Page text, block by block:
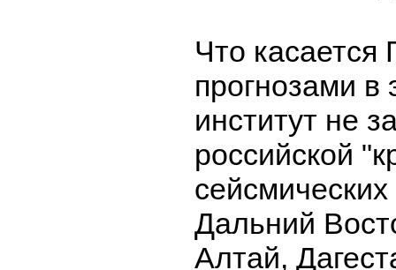
Что касается
прогнозами в
институт не
российской
сейсмических
Дальний
Алтай,